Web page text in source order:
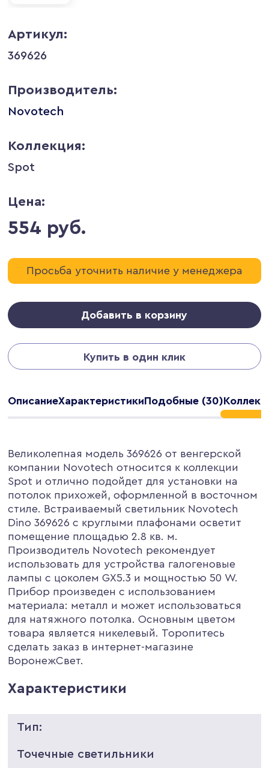
Артикул:
369626
Производитель:
Novotech
Коллекция:
Spot
Цена:
554 руб.
Просьба уточнить наличие у менеджера
Добавить в корзину
Купить в один клик
ОписаниеХарактеристикиПодобные (30)
Великолепная модель 369626 от венгерской
компании Novotech относится к коллекции
Spot и отлично подойдет для установки на
потолок прихожей, оформленной в восточном
стиле. Встраиваемый светильник Novotech
Dino 369626 с круглыми плафонами осветит
помещение площадью 2.8 кв. м.
Производитель Novotech рекомендует
использовать для устройства галогеновые
лампы с цоколем GX5.3 и мощностью 50 W.
Прибор произведен с использованием
материала: металл и может использоваться
для натяжного потолка. Основным цветом
товара является никелевый. Торопитесь
сделать заказ в интернет-магазине
ВоронежСвет.
Характеристики
Тип:
Точечные светильники